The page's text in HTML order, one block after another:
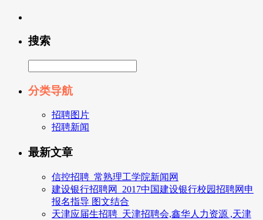
搜索
分类导航
招聘图片
招聘新闻
最新文章
信控招聘_常熟理工学院新闻网
建设银行招聘网_2017中国建设银行校园招聘网申
报名指导 图文结合
天津应届生招聘_天津招聘会,鑫华人力资源 ,天津